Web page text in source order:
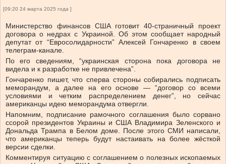
[09:20 24 марта 2025 года ]
Министерство финансов США готовит 40-страничный проект
договора о недрах с Украиной. Об этом сообщает народный
депутат от “Евросолидарности” Алексей Гончаренко в своем
телеграм-канале.
По его сведениям, “украинская сторона пока договора не
видела и к разработке не привлечена”.
Гончаренко пишет, что сперва стороны собирались подписать
меморандум, а далее на его основе — “договор со всеми
условиями и четким распределением денег”, но сейчас
американцы идею меморандума отвергли.
Напомним, подписание рамочного соглашения было сорвано
ссорой президентов Украины и США Владимира Зеленского и
Дональда Трампа в Белом доме. После этого СМИ написали,
что американцы теперь будут настаивать на более жёсткой
версии сделки.
Комментируя ситуацию с соглашением о полезных ископаемых